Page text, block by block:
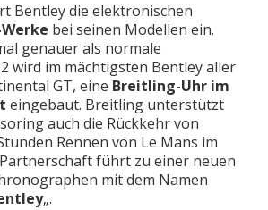
Bentley die elektronischen
bei seinen Modellen ein.
genauer als normale
wird im mächtigsten Bentley aller
GT, eine Breitling-Uhr im
eingebaut. Breitling unterstützt
auch die Rückkehr von
Rennen von Le Mans im
Partnerschaft führt zu einer neuen
mit dem Namen
„.